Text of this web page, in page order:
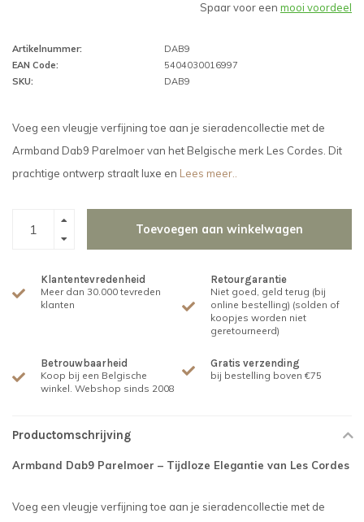
Spaar voor een mooi voordeel
Artikelnummer:
DAB9
EAN Code:
5404030016997
SKU:
DAB9
Voeg een vleugje verfijning toe aan je sieradencollectie met de
Armband Dab9 Parelmoer van het Belgische merk Les Cordes. Dit
prachtige ontwerp straalt luxe en Lees meer..
Toevoegen aan winkelwagen
Klantentevredenheid
Meer dan 30.000 tevreden
klanten
Retourgarantie
Niet goed, geld terug (bij
online bestelling) (solden of
koopjes worden niet
geretourneerd)
Betrouwbaarheid
Koop bij een Belgische
winkel. Webshop sinds 2008
Gratis verzending
bij bestelling boven €75
Productomschrijving
Armband Dab9 Parelmoer – Tijdloze Elegantie van Les Cordes
Voeg een vleugje verfijning toe aan je sieradencollectie met de